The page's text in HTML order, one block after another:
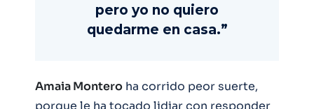
pero yo no quiero
quedarme en casa.”
Amaia Montero ha corrido peor suerte,